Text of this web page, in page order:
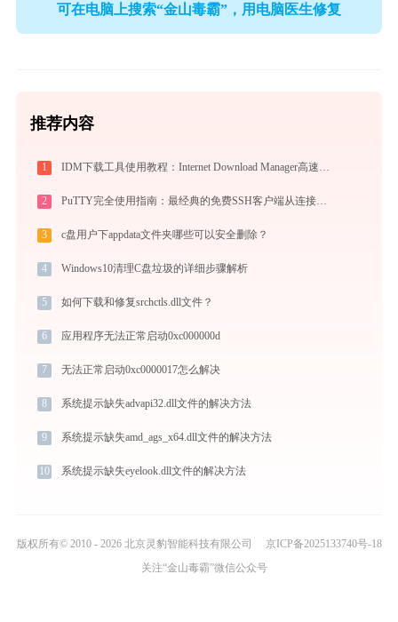
可在电脑上搜索“金山毒霸”，用电脑医生修复
推荐内容
1 IDM下载工具使用教程：Internet Download Manager高速下载与视频抓取完全指南
2 PuTTY完全使用指南：最经典的免费SSH客户端从连接到精通（2026最新）
3 c盘用户下appdata文件夹哪些可以安全删除？
4 Windows10清理C盘垃圾的详细步骤解析
5 如何下载和修复srchctls.dll文件？
6 应用程序无法正常启动0xc000000d
7 无法正常启动0xc0000017怎么解决
8 系统提示缺失advapi32.dll文件的解决方法
9 系统提示缺失amd_ags_x64.dll文件的解决方法
10 系统提示缺失eyelook.dll文件的解决方法
版权所有© 2010 - 2026 北京灵豹智能科技有限公司
京ICP备2025133740号-18
关注“金山毒霸”微信公众号